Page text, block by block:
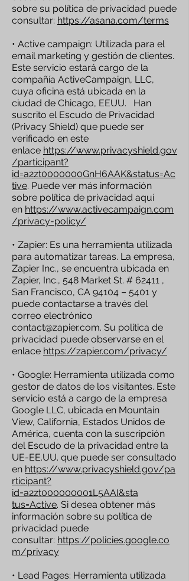
sobre su política de privacidad puede
consultar: https://asana.com/terms
• Active campaign: Utilizada para el
email marketing y gestión de clientes.
Este servicio estará cargo de la
compañía ActiveCampaign, LLC,
cuya oficina está ubicada en la
ciudad de Chicago, EEUU. Han
suscrito el Escudo de Privacidad
(Privacy Shield) que puede ser
verificado en este
enlace https://www.privacyshield.gov
/participant?
id=a2zt0000000GnH6AAK&status=Ac
tive. Puede ver más información
sobre política de privacidad aquí
en https://www.activecampaign.com
/privacy-policy/
• Zapier: Es una herramienta utilizada
para automatizar tareas. La empresa,
Zapier Inc., se encuentra ubicada en
Zapier, Inc., 548 Market St. # 62411 ,
San Francisco, CA 94104 – 5401 y
puede contactarse a través del
correo electrónico
contact@zapier.com. Su política de
privacidad puede observarse en el
enlace https://zapier.com/privacy/
• Google: Herramienta utilizada como
gestor de datos de los visitantes. Este
servicio está a cargo de la empresa
Google LLC, ubicada en Mountain
View, California, Estados Unidos de
América, cuenta con la suscripción
del Escudo de la privacidad entre la
UE-EE.UU. que puede ser consultado
en https://www.privacyshield.gov/pa
rticipant?
id=a2zt000000001L5AAI&sta
tus=Active. Si desea obtener más
información sobre su política de
privacidad puede
consultar: https://policies.google.co
m/privacy
• Lead Pages: Herramienta utilizada